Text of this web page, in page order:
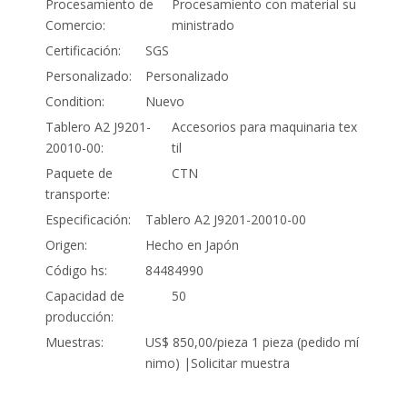
Procesamiento de
Comercio:
Procesamiento con material su
ministrado
Certificación:
SGS
Personalizado:
Personalizado
Condition:
Nuevo
Tablero A2 J9201-
20010-00:
Accesorios para maquinaria tex
til
Paquete de
transporte:
CTN
Especificación:
Tablero A2 J9201-20010-00
Origen:
Hecho en Japón
Código hs:
84484990
Capacidad de
producción:
50
Muestras:
US$ 850,00/pieza 1 pieza (pedido mí
nimo) |Solicitar muestra